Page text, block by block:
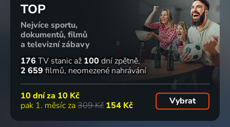
TOP
Nejvíce sportu,
dokumentů, filmů
a televizní zábavy
176 TV stanic až 100 dní zpětně
2 659 filmů neomezené nahrávání
10 dní za 10 Kč
pak 1. měsíc za 309 Kč 154 Kč Vybrat